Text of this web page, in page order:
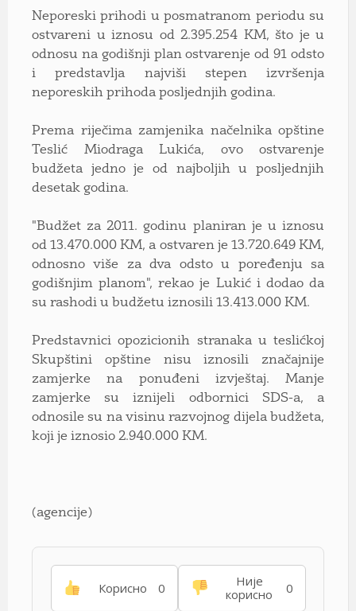
Neporeski prihodi u posmatranom periodu su
ostvareni u iznosu od 2.395.254 KM, što je u
odnosu na godišnji plan ostvarenje od 91 odsto
i predstavlja najviši stepen izvršenja
neporeskih prihoda posljednjih godina.
Prema riječima zamjenika načelnika opštine
Teslić Miodraga Lukića, ovo ostvarenje
budžeta jedno je od najboljih u posljednjih
desetak godina.
"Budžet za 2011. godinu planiran je u iznosu
od 13.470.000 KM, a ostvaren je 13.720.649 KM,
odnosno više za dva odsto u poređenju sa
godišnjim planom", rekao je Lukić i dodao da
su rashodi u budžetu iznosili 13.413.000 KM.
Predstavnici opozicionih stranaka u teslićkoj
Skupštini opštine nisu iznosili značajnije
zamjerke na ponuđeni izvještaj. Manje
zamjerke su iznijeli odbornici SDS-a, a
odnosile su na visinu razvojnog dijela budžeta,
koji je iznosio 2.940.000 KM.
(agencije)
Корисно 0
Није
корисно
0